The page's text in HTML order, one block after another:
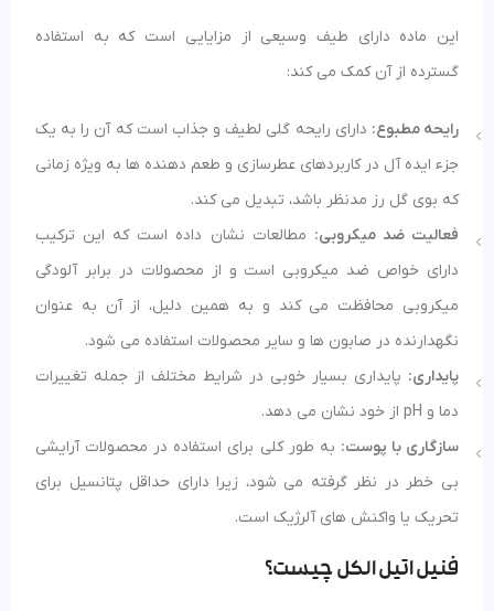
این ماده دارای طیف وسیعی از مزایایی است که به استفاده
گسترده از آن کمک می کند:
رایحه مطبوع: دارای رایحه گلی لطیف و جذاب است که آن را به یک
جزء ایده آل در کاربردهای عطرسازی و طعم دهنده ها به ویژه زمانی
که بوی گل رز مدنظر باشد، تبدیل می کند.
فعالیت ضد میکروبی: مطالعات نشان داده است که این ترکیب
دارای خواص ضد میکروبی است و از محصولات در برابر آلودگی
میکروبی محافظت می کند و به همین دلیل، از آن به عنوان
نگهدارنده در صابون ها و سایر محصولات استفاده می شود.
پایداری: پایداری بسیار خوبی در شرایط مختلف از جمله تغییرات
دما و pH از خود نشان می دهد.
سازگاری با پوست: به طور کلی برای استفاده در محصولات آرایشی
بی خطر در نظر گرفته می شود، زیرا دارای حداقل پتانسیل برای
تحریک یا واکنش های آلرژیک است.
فنیل اتیل الکل چیست؟